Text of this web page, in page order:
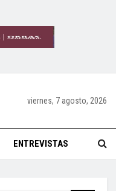
viernes, 7 agosto, 2026
ENTREVISTAS